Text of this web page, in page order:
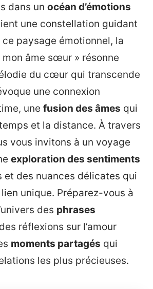
dans un océan d’émotions
une constellation guidant
ce paysage émotionnel, la
mon âme sœur » résonne
du cœur qui transcende
une connexion
une fusion des âmes qui
et la distance. À travers
vous invitons à un voyage
exploration des sentiments
et des nuances délicates qui
unique. Préparez-vous à
des phrases
réflexions sur l’amour
moments partagés qui
les plus précieuses.